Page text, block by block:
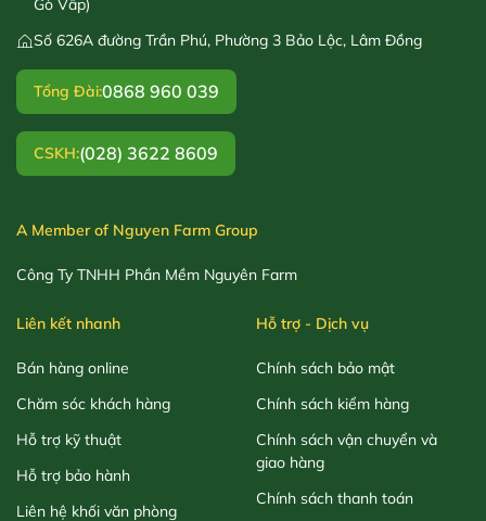
Gò Vấp)
Số 626A đường Trần Phú, Phường 3 Bảo Lộc, Lâm Đồng
Tổng Đài:0868 960 039
CSKH:(028) 3622 8609
A Member of Nguyen Farm Group
Công Ty TNHH Phần Mềm Nguyên Farm
Liên kết nhanh
Bán hàng online
Chăm sóc khách hàng
Hỗ trợ kỹ thuật
Hỗ trợ bảo hành
Liên hệ khối văn phòng
Hỗ trợ - Dịch vụ
Chính sách bảo mật
Chính sách kiểm hàng
Chính sách vận chuyển và
giao hàng
Chính sách thanh toán